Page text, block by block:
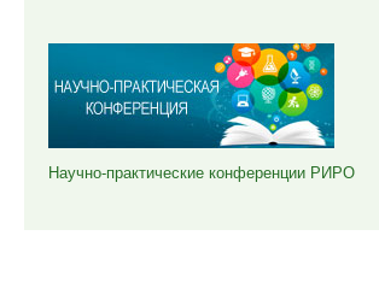
Научно-практические конференции РИРО